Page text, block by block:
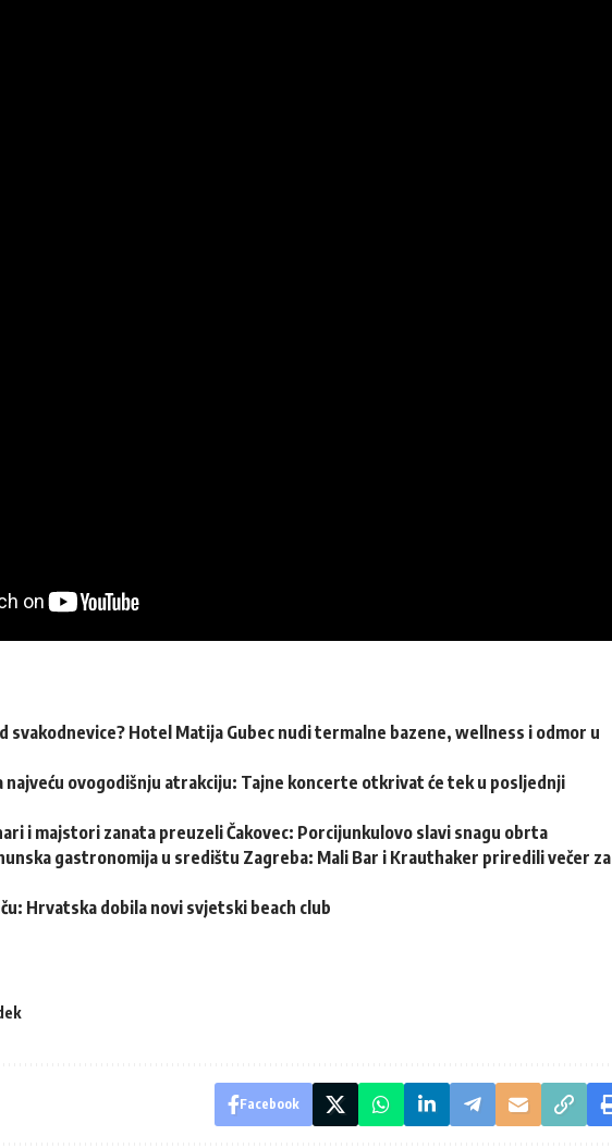
svakodnevice? Hotel Matija Gubec nudi termalne bazene, wellness i odmor u
ovogodišnju atrakciju: Tajne koncerte otkrivat će tek u posljednji
i majstori zanata preuzeli Čakovec: Porcijunkulovo slavi snagu obrta
gastronomija u središtu Zagreba: Mali Bar i Krauthaker priredili večer za
Hrvatska dobila novi svjetski beach club
Facebook